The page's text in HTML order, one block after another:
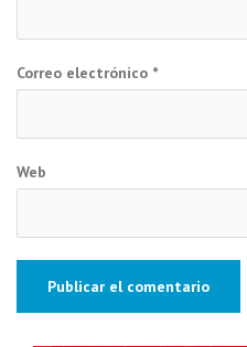
Correo electrónico *
Web